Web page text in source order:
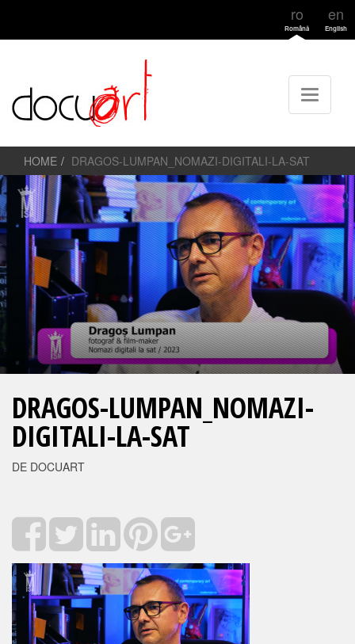
ro
Română
en
English
HOME DRAGOS-LUMPAN_NOMAZI-DIGITALI-LA-SAT
DRAGOS-LUMPAN_NOMAZI-
DIGITALI-LA-SAT
DE DOCUART